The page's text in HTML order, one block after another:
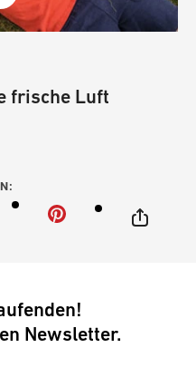
frische Luft
Newsletter.